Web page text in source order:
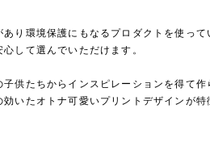
あり環境保護にもなるプロダクトを使って
して選んでいただけます。
子供たちからインスピレーションを得て作
効いたオトナ可愛いプリントデザインが特